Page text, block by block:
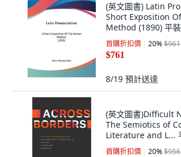
(英文圖書) Latin
Short Exposition
Method (1890) 平
Publishing, 英文
首購折扣價 20%$961
$761
8/19 預計送達
(英文圖書)Difficult
The Semiotics of
Literature and L...
Academic Library
首購折扣價 20%$956